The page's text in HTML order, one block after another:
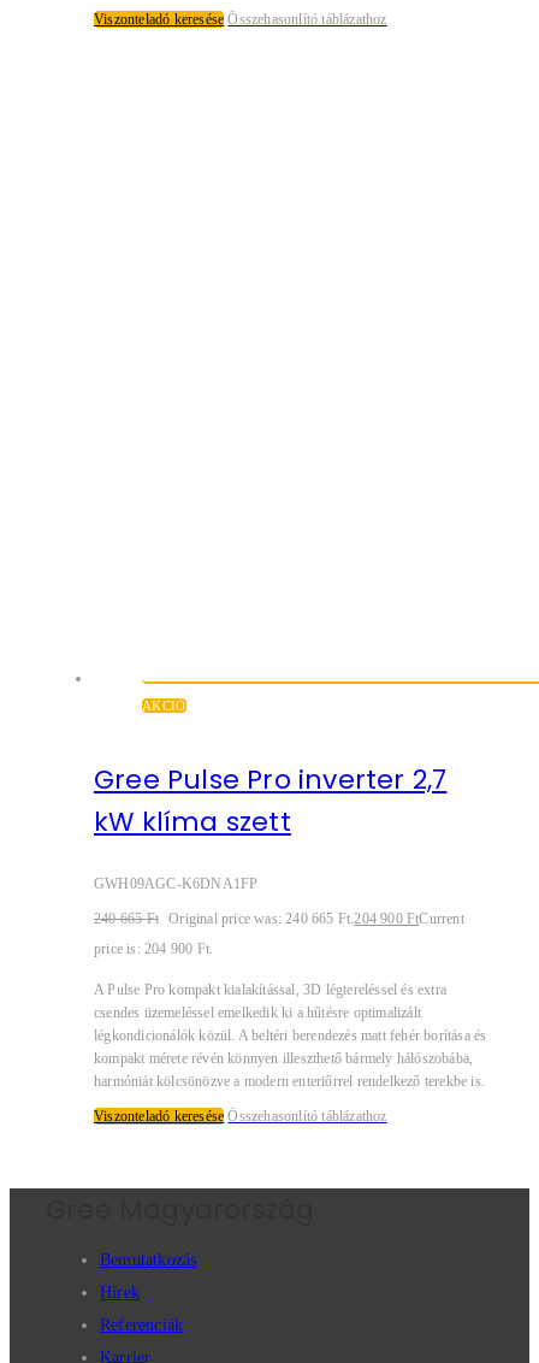
Viszonteladó keresése Összehasonlító táblázathoz
AKCIÓ
Gree Pulse Pro inverter 2,7
kW klíma szett
GWH09AGC-K6DNA1FP
240 665Ft Original price was: 240 665 Ft. 204 900FtCurrent
price is: 204 900 Ft.
A Pulse Pro kompakt kialakítással, 3D légtereléssel és extra
csendes üzemeléssel emelkedik ki a hűtésre optimalizált
légkondicionálók közül. A beltéri berendezés matt fehér borítása és
kompakt mérete révén könnyen illeszthető bármely hálószobába,
harmóniát kölcsönözve a modern enteriőrrel rendelkező terekbe is.
Viszonteladó keresése Összehasonlító táblázathoz
Bemutatkozás
Hírek
Referenciák
Karrier